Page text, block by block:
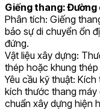
Giếng thang:
Phân tích: Giếng
bảo sự di chuyển ổn
đứng.
Vật liệu xây dựng:
thép hoặc khung thép
Yêu cầu kỹ thuật:
kích thước thang
chuẩn xây dựng hiện